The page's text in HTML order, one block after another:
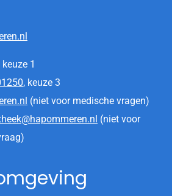
keuze 1
, keuze 3
(niet voor medische vragen)
(niet voor